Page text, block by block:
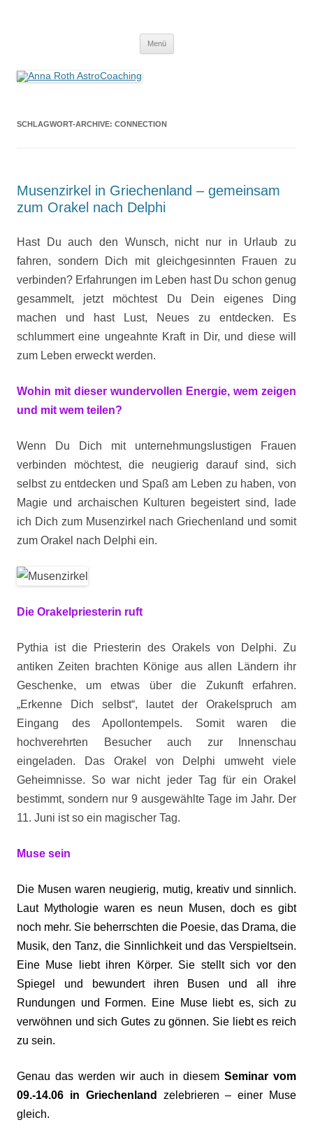
Menü
SCHLAGWORT-ARCHIVE: CONNECTION
Musenzirkel in Griechenland – gemeinsam
zum Orakel nach Delphi
Hast Du auch den Wunsch, nicht nur in Urlaub zu
fahren, sondern Dich mit gleichgesinnten Frauen zu
verbinden? Erfahrungen im Leben hast Du schon genug
gesammelt, jetzt möchtest Du Dein eigenes Ding
machen und hast Lust, Neues zu entdecken. Es
schlummert eine ungeahnte Kraft in Dir, und diese will
zum Leben erweckt werden.
Wohin mit dieser wundervollen Energie, wem zeigen
und mit wem teilen?
Wenn Du Dich mit unternehmungslustigen Frauen
verbinden möchtest, die neugierig darauf sind, sich
selbst zu entdecken und Spaß am Leben zu haben, von
Magie und archaischen Kulturen begeistert sind, lade
ich Dich zum Musenzirkel nach Griechenland und somit
zum Orakel nach Delphi ein.
Die Orakelpriesterin ruft
Pythia ist die Priesterin des Orakels von Delphi. Zu
antiken Zeiten brachten Könige aus allen Ländern ihr
Geschenke, um etwas über die Zukunft erfahren.
„Erkenne Dich selbst“, lautet der Orakelspruch am
Eingang des Apollontempels. Somit waren die
hochverehrten Besucher auch zur Innenschau
eingeladen. Das Orakel von Delphi umweht viele
Geheimnisse. So war nicht jeder Tag für ein Orakel
bestimmt, sondern nur 9 ausgewählte Tage im Jahr. Der
11. Juni ist so ein magischer Tag.
Muse sein
Die Musen waren neugierig, mutig, kreativ und sinnlich.
Laut Mythologie waren es neun Musen, doch es gibt
noch mehr. Sie beherrschten die Poesie, das Drama, die
Musik, den Tanz, die Sinnlichkeit und das Verspieltsein.
Eine Muse liebt ihren Körper. Sie stellt sich vor den
Spiegel und bewundert ihren Busen und all ihre
Rundungen und Formen. Eine Muse liebt es, sich zu
verwöhnen und sich Gutes zu gönnen. Sie liebt es reich
zu sein.
Genau das werden wir auch in diesem Seminar vom
09.-14.06 in Griechenland
zelebrieren – einer Muse
gleich.